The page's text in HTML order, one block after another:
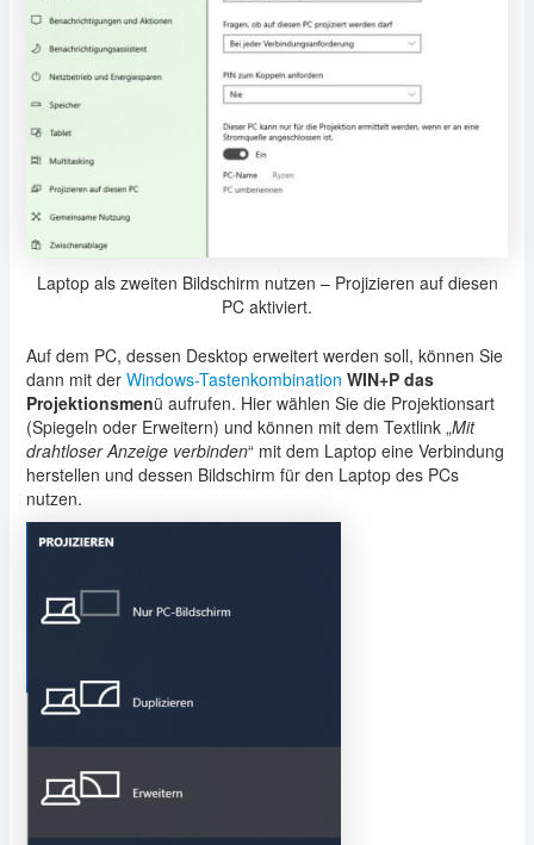
Laptop als zweiten Bildschirm nutzen – Projizieren auf diesen
PC aktiviert.
Auf dem PC, dessen Desktop erweitert werden soll, können Sie
dann mit der Windows-Tastenkombination WIN+P das
Projektionsmenü aufrufen. Hier wählen Sie die Projektionsart
(Spiegeln oder Erweitern) und können mit dem Textlink „Mit
drahtloser Anzeige verbinden“ mit dem Laptop eine Verbindung
herstellen und dessen Bildschirm für den Laptop des PCs
nutzen.